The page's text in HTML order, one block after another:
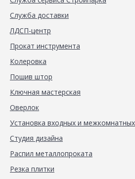
Служба доставки
ЛДСП-центр
Прокат инструмента
Колеровка
Пошив штор
Ключная мастерская
Оверлок
Установка входных и
Студия дизайна
Распил металлопроката
Резка плитки